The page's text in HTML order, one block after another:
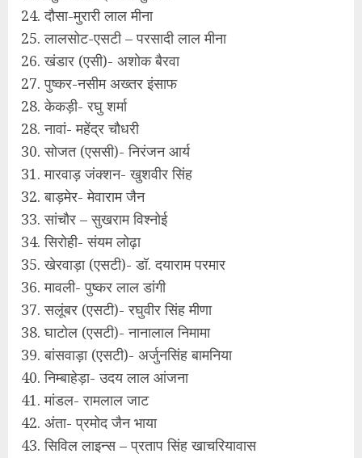
24. दौसा-मुरारी लाल मीना
25. लालसोट-एसटी – परसादी लाल मीना
26. खंडार (एसी)- अशोक बैरवा
27. पुष्कर-नसीम अख्तर इंसाफ
28. केकड़ी- रघु शर्मा
28. नावां- महेंद्र चौधरी
30. सोजत (एससी)- निरंजन आर्य
31. मारवाड़ जंक्शन- खुशवीर सिंह
32. बाड़मेर- मेवाराम जैन
33. सांचौर – सुखराम विश्नोई
34. सिरोही- संयम लोढ़ा
35. खेरवाड़ा (एसटी)- डॉ. दयाराम परमार
36. मावली- पुष्कर लाल डांगी
37. सलूंबर (एसटी)- रघुवीर सिंह मीणा
38. घाटोल (एसटी)- नानालाल निमामा
39. बांसवाड़ा (एसटी)- अर्जुनसिंह बामनिया
40. निम्बाहेड़ा- उदय लाल आंजना
41. मांडल- रामलाल जाट
42. अंता- प्रमोद जैन भाया
43. सिविल लाइन्स – प्रताप सिंह खाचरियावास